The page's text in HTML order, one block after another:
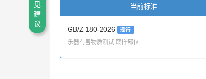
当前标准
GB/Z 180-2026 现行
乐器有害物质测试 取样部位
见
建
议